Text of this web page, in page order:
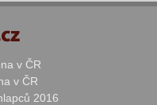
v ČR
v ČR
2016